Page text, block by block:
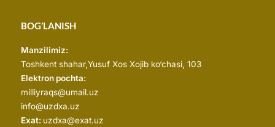
BOG’LANISH
Manzilimiz:
Toshkent shahar,Yusuf Xos Xojib ko‘chasi, 103
Elektron pochta:
milliyraqs@umail.uz
info@uzdxa.uz
Exat: uzdxa@exat.uz